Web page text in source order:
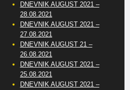
DNEVNIK AUGUST 2021 –
28.08.2021
DNEVNIK AUGUST 2021 –
27.08.2021
DNEVNIK AUGUST 21 –
26.08.2021
DNEVNIK AUGUST 2021 –
25.08.2021
DNEVNIK AUGUST 2021 –